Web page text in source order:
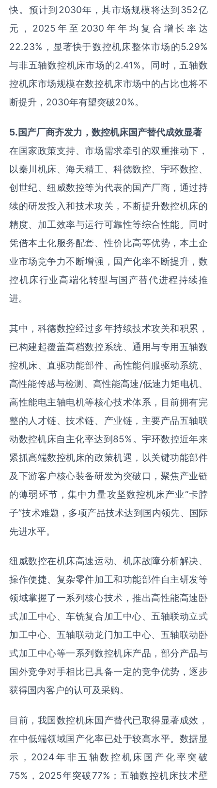
快。预计到2030年，其市场规模将达到352亿
元，2025年至2030年年均复合增长率达
22.23%，显著快于数控机床整体市场的5.29%
与非五轴数控机床市场的2.41%。同时，五轴数
控机床市场规模在数控机床市场中的占比也将不
断提升，2030年有望突破20%。
5.国产厂商齐发力，数控机床国产替代成效显著
在国家政策支持、市场需求牵引的双重推动下，
以秦川机床、海天精工、科德数控、宇环数控、
创世纪、纽威数控等为代表的国产厂商，通过持
续的研发投入和技术攻关，不断提升数控机床的
精度、加工效率与运行可靠性等综合性能。同时
凭借本土化服务配套、性价比高等优势，本土企
业市场竞争力不断增强，国产化率不断提升，数
控机床行业高端化转型与国产替代进程持续推
进。
其中，科德数控经过多年持续技术攻关和积累，
已构建起覆盖高档数控系统、通用与专用五轴数
控机床、直驱功能部件、高性能伺服驱动系统、
高性能传感与检测、高性能高速/低速力矩电机、
高性能电主轴电机等核心技术体系，目前拥有完
整的人才链、技术链、产业链，主要产品五轴联
动数控机床自主化率达到85%。宇环数控近年来
紧抓高端数控机床的政策机遇，以关键功能部件
及下游客户核心装备研发为突破口，聚焦产业链
的薄弱环节，集中力量攻坚数控机床产业“卡脖
子”技术难题，多项产品技术达到国内领先、国际
先进水平。
纽威数控在机床高速运动、机床故障分析解决、
操作便捷、复杂零件加工和功能部件自主研发等
领域掌握了一系列核心技术，推出高性能高速卧
式加工中心、车铣复合加工中心、五轴联动立式
加工中心、五轴联动龙门加工中心、五轴联动卧
式加工中心等一系列数控机床产品，部分产品与
国外竞争对手相比已具备一定的竞争优势，逐步
获得国内客户的认可及采购。
目前，我国数控机床国产替代已取得显著成效，
在中低端领域国产化率已处于较高水平。数据显
示，2024年非五轴数控机床国产化率突破
75%，2025年突破77%；五轴数控机床技术壁